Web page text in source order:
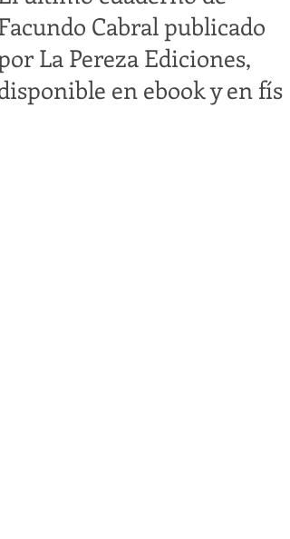
Cabral publicado
La Pereza Ediciones,
en ebook y en fís